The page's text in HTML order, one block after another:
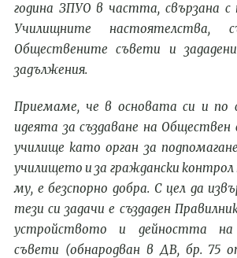
година ЗПУО в частта, свързана с
Училищните настоятелства,
Обществените съвети и
задължения.
Приемаме, че в основата си и по
идеята за създаване на Обществен
училище като орган за
училището и за граждански
му, е безспорно добра. С цел да
тези си задачи е създаден
устройството и дейността на
съвети (обнародван в ДВ, бр. 75